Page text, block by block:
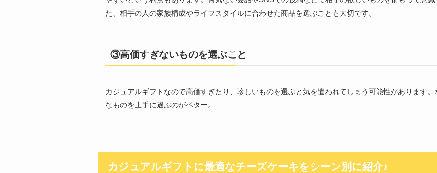
た、相手の人の家族構成やライフスタイルに合わせた商品を選ぶことも大切です。
③高価すぎないものを選ぶこと
カジュアルギフトなので高価すぎたり、珍しいものを選ぶと気を遣われてしまう可能性があります
なものを上手に選ぶのがベター。
カジュアルギフトに最適なチーズケーキをシーン別に紹介♪